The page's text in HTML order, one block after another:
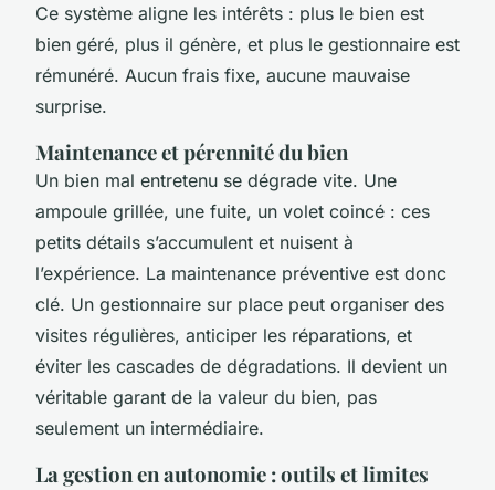
Ce système aligne les intérêts : plus le bien est
bien géré, plus il génère, et plus le gestionnaire est
rémunéré. Aucun frais fixe, aucune mauvaise
surprise.
Maintenance et pérennité du bien
Un bien mal entretenu se dégrade vite. Une
ampoule grillée, une fuite, un volet coincé : ces
petits détails s’accumulent et nuisent à
l’expérience. La maintenance préventive est donc
clé. Un gestionnaire sur place peut organiser des
visites régulières, anticiper les réparations, et
éviter les cascades de dégradations. Il devient un
véritable garant de la valeur du bien, pas
seulement un intermédiaire.
La gestion en autonomie : outils et limites